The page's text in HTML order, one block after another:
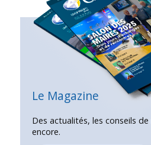
Le Magazine
Des actualités, les conseils
encore.